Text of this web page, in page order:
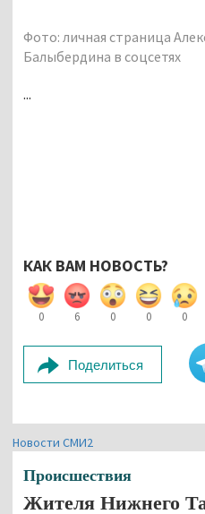
Фото: личная страница
Балыбердина в соцсетях
...
КАК ВАМ НОВОСТЬ?
0 6 0 0 0
Поделиться
Новости СМИ2
Происшествия
Жителя Нижнего